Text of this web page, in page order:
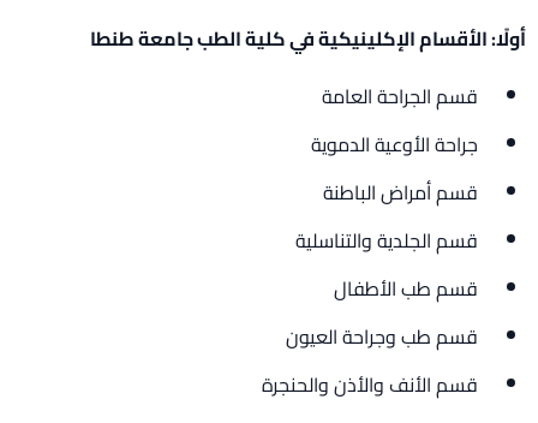
أولًا: الأقسام الإكلينيكية في كلية الطب جامعة طنطا
قسم الجراحة العامة
جراحة الأوعية الدموية
قسم أمراض الباطنة
قسم الجلدية والتناسلية
قسم طب الأطفال
قسم طب وجراحة العيون
قسم الأنف والأذن والحنجرة